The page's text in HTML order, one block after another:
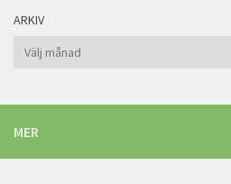
ARKIV
Arkiv
MER